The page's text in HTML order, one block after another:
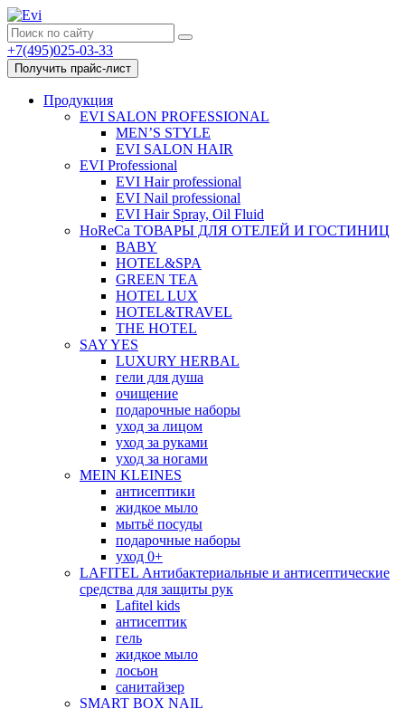
+7(495)025-03-33
Получить прайс-лист
Продукция
EVI SALON PROFESSIONAL
MEN’S STYLE
EVI SALON HAIR
EVI Professional
EVI Hair professional
EVI Nail professional
EVI Hair Spray, Oil Fluid
HoReCa ТОВАРЫ ДЛЯ ОТЕЛЕЙ И ГОСТИНИЦ
BABY
HOTEL&SPA
GREEN TEA
HOTEL LUX
HOTEL&TRAVEL
THE HOTEL
SAY YES
LUXURY HERBAL
гели для душа
очищение
подарочные наборы
уход за лицом
уход за руками
уход за ногами
MEIN KLEINES
антисептики
жидкое мыло
мытьё посуды
подарочные наборы
уход 0+
LAFITEL Антибактериальные и антисептические
средства для защиты рук
Lafitel kids
антисептик
гель
жидкое мыло
лосьон
санитайзер
SMART BOX NAIL